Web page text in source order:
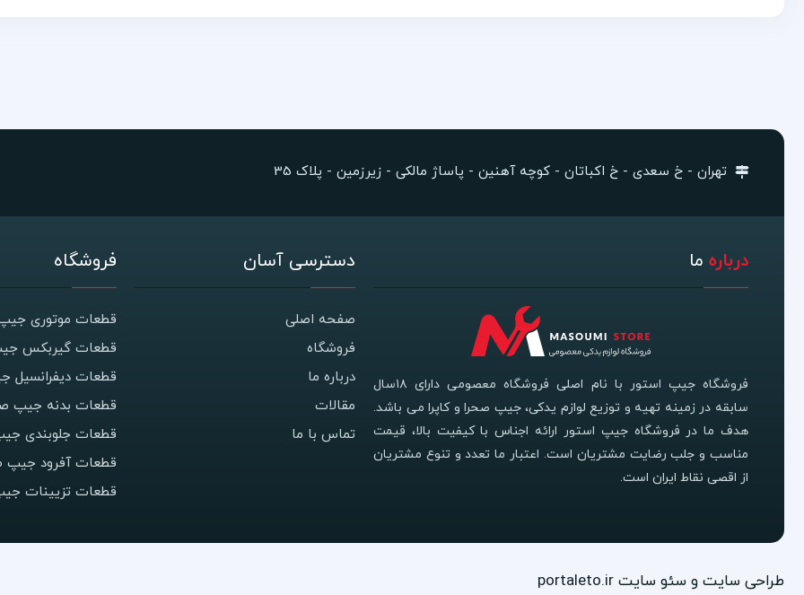
تهران - خ سعدی - خ اکباتان - کوچه آهنین - پاساژ مالکی - زیرزمین - پلاک 35
درباره ما
فروشگاه جیپ استور با نام اصلی فروشگاه معصومی دارای ۱۸سال
سابقه در زمینه تهیه و توزیع لوازم یدکی، جیپ صحرا و کاپرا می باشد.
هدف ما در فروشگاه جیپ استور ارائه اجناس با کیفیت بالا، قیمت
مناسب و جلب رضایت مشتریان است. اعتبار ما تعدد و تنوع مشتریان
از اقصی نقاط ایران است.
دسترسی آسان
صفحه اصلی
فروشگاه
درباره ما
مقالات
تماس با ما
فروشگاه
قطعات موتوری
قطعات گیربکس
قطعات دیفرانسیل
قطعات بدنه جیپ
قطعات جلوبندی
قطعات آفرود جیپ
قطعات تزیینات
طراحی سایت و سئو سایت portaleto.ir